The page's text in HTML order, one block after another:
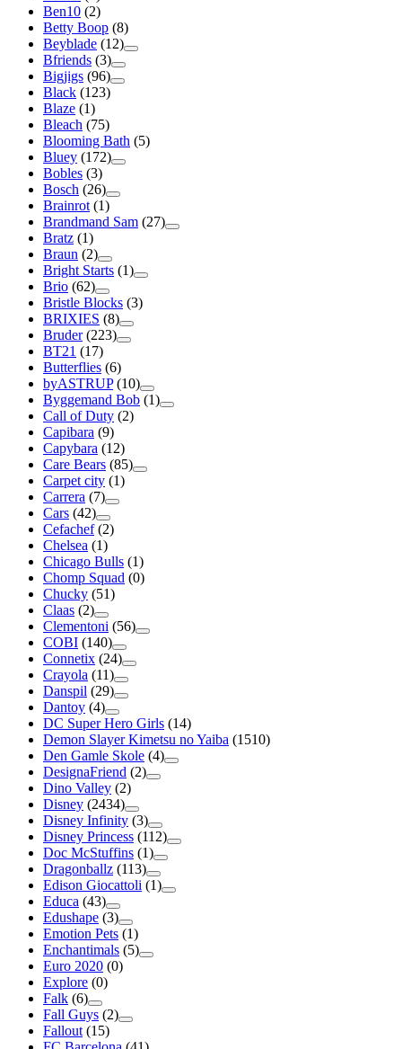
Ben10 (2)
Betty Boop (8)
Beyblade (12)
Bfriends (3)
Bigjigs (96)
Black (123)
Blaze (1)
Bleach (75)
Blooming Bath (5)
Bluey (172)
Bobles (3)
Bosch (26)
Brainrot (1)
Brandmand Sam (27)
Bratz (1)
Braun (2)
Bright Starts (1)
Brio (62)
Bristle Blocks (3)
BRIXIES (8)
Bruder (223)
BT21 (17)
Butterflies (6)
byASTRUP (10)
Byggemand Bob (1)
Call of Duty (2)
Capibara (9)
Capybara (12)
Care Bears (85)
Carpet city (1)
Carrera (7)
Cars (42)
Cefachef (2)
Chelsea (1)
Chicago Bulls (1)
Chomp Squad (0)
Chucky (51)
Claas (2)
Clementoni (56)
COBI (140)
Connetix (24)
Crayola (11)
Danspil (29)
Dantoy (4)
DC Super Hero Girls (14)
Demon Slayer Kimetsu no Yaiba (1510)
Den Gamle Skole (4)
DesignaFriend (2)
Dino Valley (2)
Disney (2434)
Disney Infinity (3)
Disney Princess (112)
Doc McStuffins (1)
Dragonballz (113)
Edison Giocattoli (1)
Educa (43)
Edushape (3)
Emotion Pets (1)
Enchantimals (5)
Euro 2020 (0)
Explore (0)
Falk (6)
Fall Guys (2)
Fallout (15)